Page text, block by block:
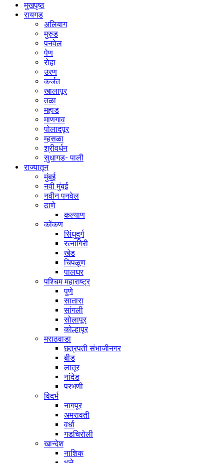
मुखपृष्ठ
रायगड
अलिबाग
मुरुड
पनवेल
पेण
रोहा
उरण
कर्जत
खालापूर
तळा
महाड
माणगाव
पोलादपूर
म्हसळा
श्रीवर्धन
सुधागड- पाली
राज्यातून
मुंबई
नवी मुंबई
नवीन पनवेल
ठाणे
कल्याण
कोंकण
सिंधुदुर्ग
रत्नागिरी
खेड
चिपळूण
पालघर
पश्चिम महाराष्ट्र
पुणे
सातारा
सांगली
सोलापूर
कोल्हापूर
मराठवाडा
छत्रपती संभाजीनगर
बीड
लातूर
नांदेड
परभणी
विदर्भ
नागपूर
अमरावती
वर्धा
गडचिरोली
खान्देश
नाशिक